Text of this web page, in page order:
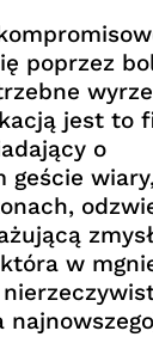
poprzez
jest to
o
geście
w